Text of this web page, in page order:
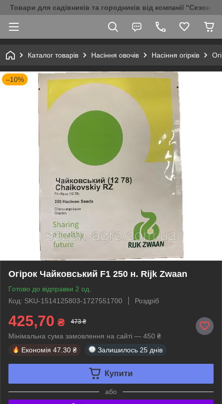
Товари для садівників та городників від компанії "Сезон
Каталог товарів Насіння овочів Насіння огірків
–10%
Огірок Чайковський F1 250 н. Rijk Zwaan
Готово до відправки 2 од.
Код: SKU-1514125803-1727551700
Роздріб
425,70 ₴ 473 ₴
Мінімальна сума замовлення на сайті — 450 ₴
Економія 47.30 ₴ Залишилось 25 днів
Купити
або